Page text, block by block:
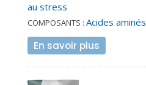
au stress
COMPOSANTS : Acides aminés
En savoir plus